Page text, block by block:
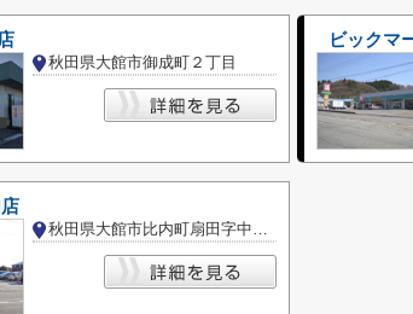
秋田県大館市御成町２丁目
ビックマ
秋田県大館市比内町扇田字中扇田